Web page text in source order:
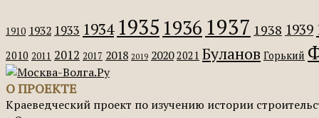
1910 1932 1933 1934 1935 1936 1937 1938 1939
2010 2011 2012 2017 2018 2019 2020 2021 Буланов Горький
О ПРОЕКТЕ
Краеведческий проект по изучению истории